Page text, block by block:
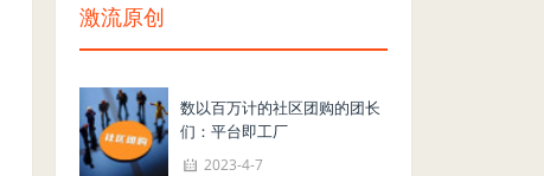
激流原创
数以百万计的社区团购的团长
们：平台即工厂
2023-4-7